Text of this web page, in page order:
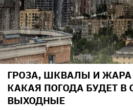
ГРОЗА, ШКВАЛЫ И ЖАРА
КАКАЯ ПОГОДА БУДЕТ В
ВЫХОДНЫЕ